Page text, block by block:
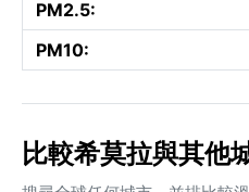
PM2.5:
PM10:
比較希莫拉與其他